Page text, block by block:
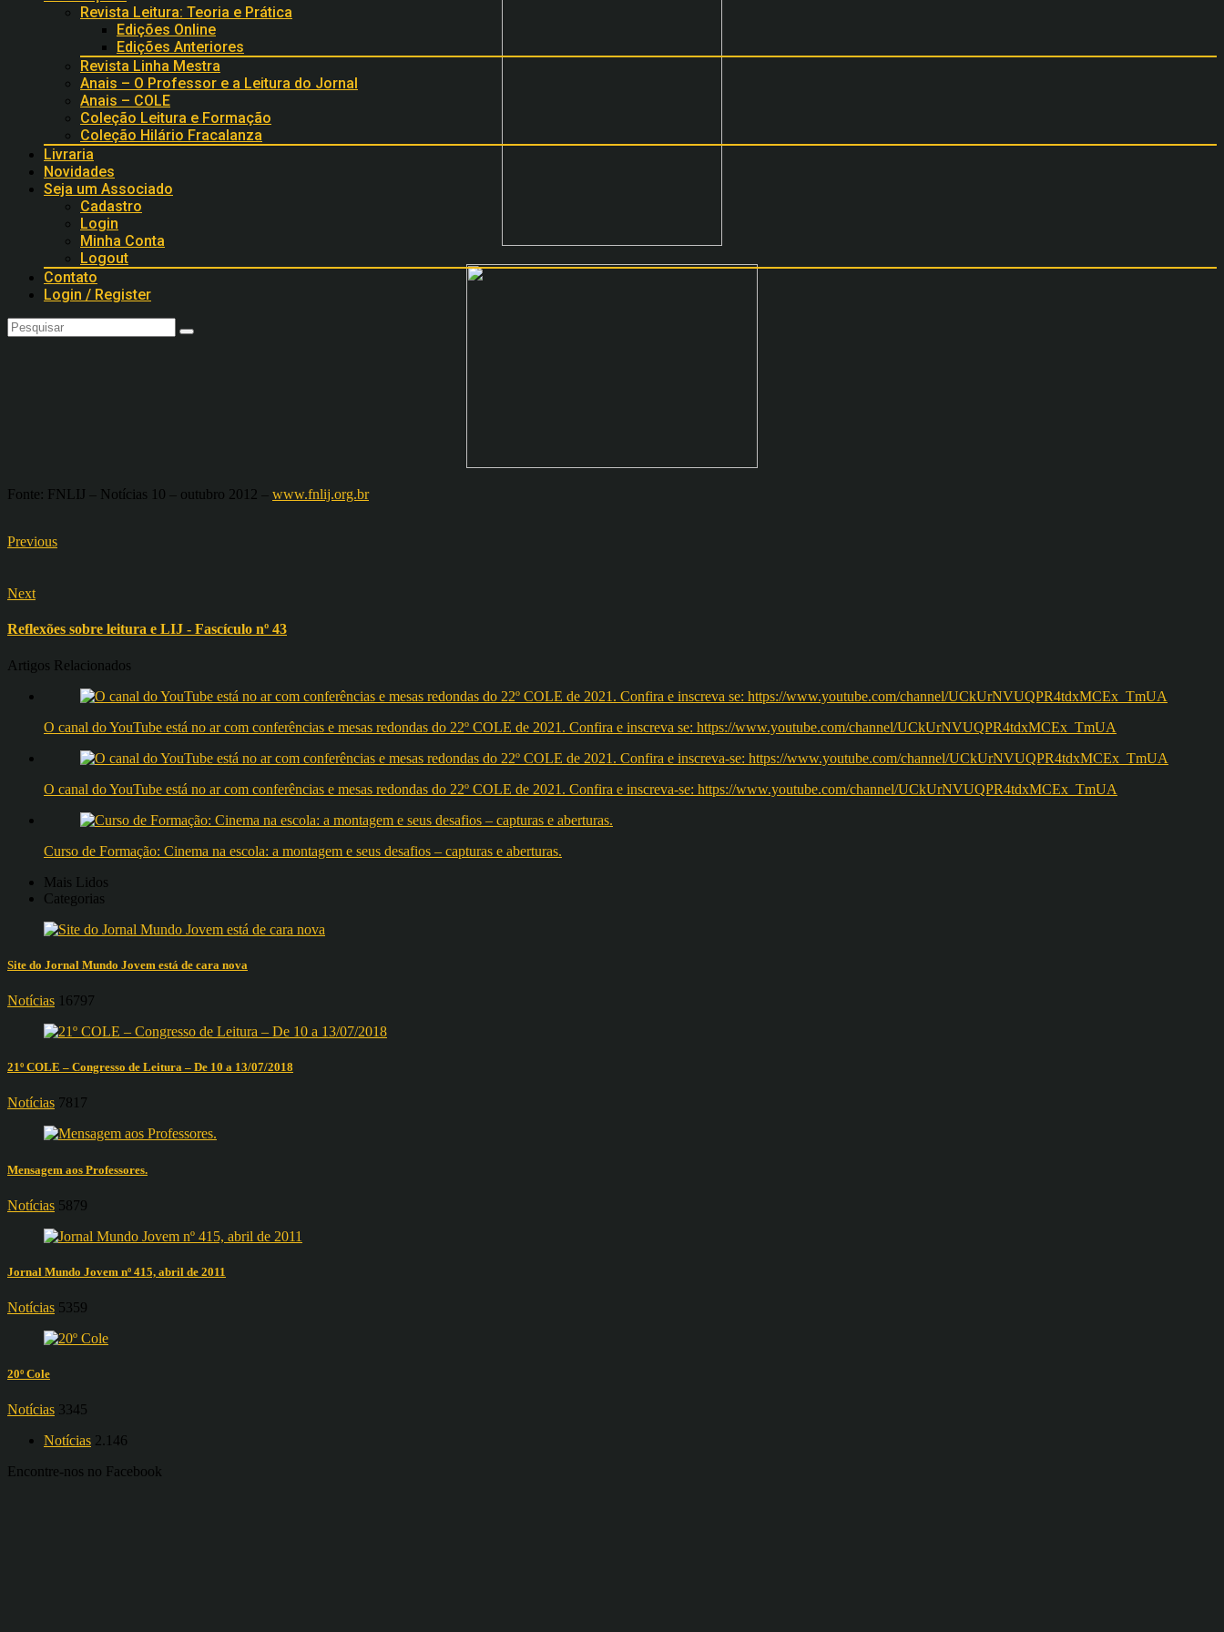
Revista Leitura: Teoria e Prática
Edições Online
Edições Anteriores
Revista Linha Mestra
Anais – O Professor e a Leitura do Jornal
Anais – COLE
Coleção Leitura e Formação
Coleção Hilário Fracalanza
Livraria
Novidades
Seja um Associado
Cadastro
Login
Minha Conta
Logout
Contato
Login / Register
Fonte: FNLIJ – Notícias 10 – outubro 2012 – www.fnlij.org.br
Previous
Next
Reflexões sobre leitura e LIJ - Fascículo nº 43
Artigos Relacionados
O canal do YouTube está no ar com conferências e mesas redondas do 22º COLE de 2021. Confira e inscreva se: https://www.youtube.com/channel/UCkUrNVUQPR4tdxMCEx_TmUA
O canal do YouTube está no ar com conferências e mesas redondas do 22º COLE de 2021. Confira e inscreva-se: https://www.youtube.com/channel/UCkUrNVUQPR4tdxMCEx_TmUA
Curso de Formação: Cinema na escola: a montagem e seus desafios – capturas e aberturas.
Mais Lidos
Categorias
Site do Jornal Mundo Jovem está de cara nova
Notícias 16797
21º COLE – Congresso de Leitura – De 10 a 13/07/2018
Notícias 7817
Mensagem aos Professores.
Notícias 5879
Jornal Mundo Jovem nº 415, abril de 2011
Notícias 5359
20º Cole
Notícias 3345
Notícias 2.146
Encontre-nos no Facebook